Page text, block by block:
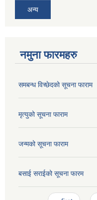
अन्य
नमुना फारमहरु
समबन्ध विच्छेदको सूचना फाराम
मृत्युको सूचना फाराम
जन्मको सूचना फाराम
बसाई सराईको सूचना फारम